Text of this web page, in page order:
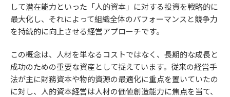
して潜在能力といった「人的資本」に対する投資を戦略的に
最大化し、それによって組織全体のパフォーマンスと競争力
を持続的に向上させる経営アプローチです。
この概念は、人材を単なるコストではなく、長期的な成長と
成功のための重要な資産として捉えています。従来の経営手
法が主に財務資本や物的資源の最適化に重点を置いていたの
に対し、人的資本経営は人材の価値創造能力に焦点を当て、